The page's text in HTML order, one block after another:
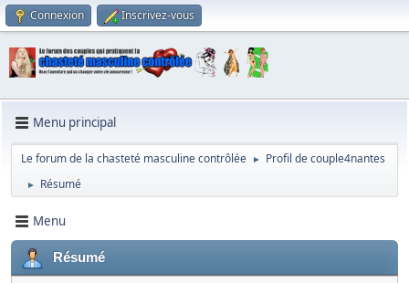
Connexion Inscrivez-vous
Menu principal
Le forum de la chasteté masculine contrôlée ► Profil de couple4nantes
► Résumé
Menu
Résumé